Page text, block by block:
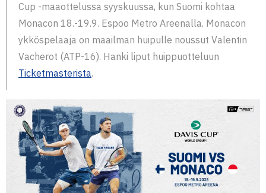
Cup -maaottelussa syyskuussa, kun Suomi kohtaa
Monacon 18.-19.9. Espoo Metro Areenalla. Monacon
ykköspelaaja on maailman huipulle noussut Valentin
Vacherot (ATP-16). Hanki liput huippuotteluun
Ticketmasterista.